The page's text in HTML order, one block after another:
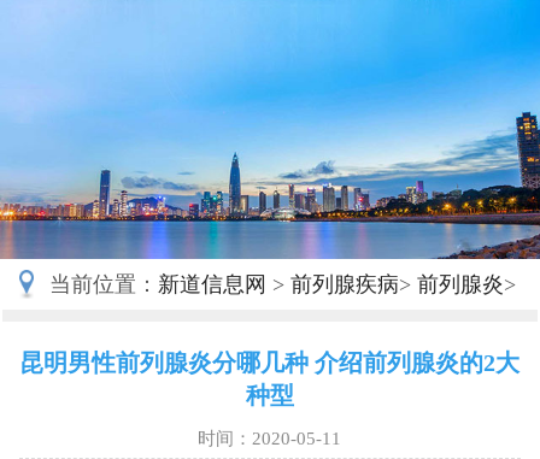
当前位置： 新道信息网 >前列腺疾病>前列腺炎>
昆明男性前列腺炎分哪几种 介绍前列腺炎的2大
种型
时间：2020-05-11